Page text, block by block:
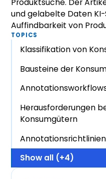
und gelabelte Daten
Auffindbarkeit von
TOPICS
Klassifikation von
Bausteine der
Herausforderungen
Konsumgütern
Show all (+4)